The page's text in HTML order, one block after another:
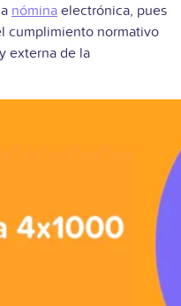
nómina electrónica, pues
cumplimiento normativo
externa de la